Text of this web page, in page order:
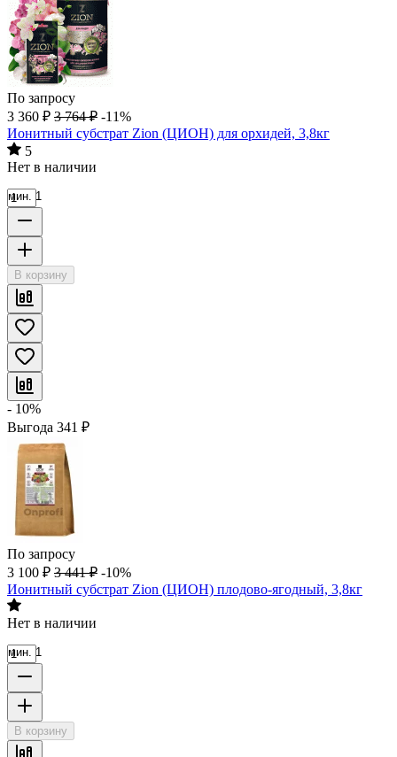
По запросу
3 360 ₽ 3 764 ₽ -11%
Ионитный субстрат Zion (ЦИОН) для орхидей, 3,8кг
5
Нет в наличии
мин. 1
В корзину
- 10%
Выгода 341 ₽
По запросу
3 100 ₽ 3 441 ₽ -10%
Ионитный субстрат Zion (ЦИОН) плодово-ягодный, 3,8кг
Нет в наличии
мин. 1
В корзину